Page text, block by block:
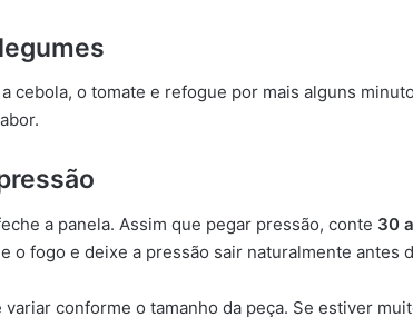
cebola, o tomate e refogue por mais alguns
a panela. Assim que pegar pressão, conte 30
o fogo e deixe a pressão sair naturalmente antes
variar conforme o tamanho da peça. Se estiver